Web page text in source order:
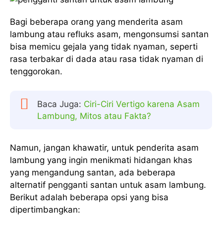
Bagi beberapa orang yang menderita asam
lambung atau refluks asam, mengonsumsi santan
bisa memicu gejala yang tidak nyaman, seperti
rasa terbakar di dada atau rasa tidak nyaman di
tenggorokan.
Baca Juga: Ciri-Ciri Vertigo karena Asam
Lambung, Mitos atau Fakta?
Namun, jangan khawatir, untuk penderita asam
lambung yang ingin menikmati hidangan khas
yang mengandung santan, ada beberapa
alternatif pengganti santan untuk asam lambung.
Berikut adalah beberapa opsi yang bisa
dipertimbangkan: